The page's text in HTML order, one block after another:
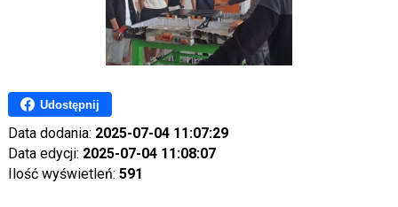
Udostępnij
Data dodania: 2025-07-04 11:07:29
Data edycji: 2025-07-04 11:08:07
Ilość wyświetleń: 591